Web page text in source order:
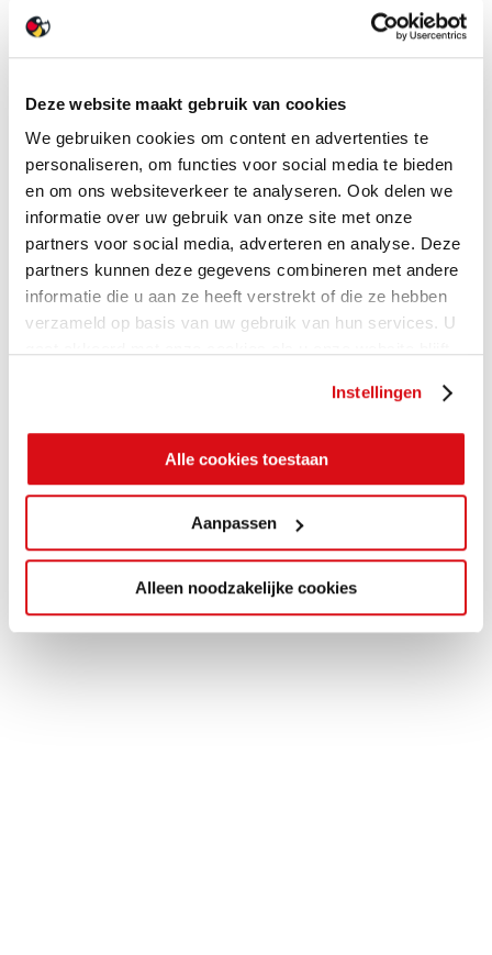
Deze website maakt gebruik van cookies
We gebruiken cookies om content en advertenties te
personaliseren, om functies voor social media te bieden
en om ons websiteverkeer te analyseren. Ook delen we
informatie over uw gebruik van onze site met onze
partners voor social media, adverteren en analyse. Deze
partners kunnen deze gegevens combineren met andere
informatie die u aan ze heeft verstrekt of die ze hebben
verzameld op basis van uw gebruik van hun services. U
Instellingen
Alle cookies toestaan
Aanpassen
Alleen noodzakelijke cookies